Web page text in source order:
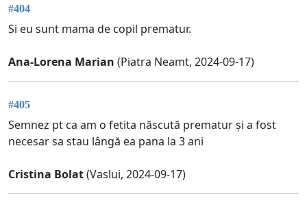
#404
Si eu sunt mama de copil prematur.
Ana-Lorena Marian (Piatra Neamt, 2024-09-17)
#405
Semnez pt ca am o fetita născută prematur și a fost
necesar sa stau lângă ea pana la 3 ani
Cristina Bolat(Vaslui, 2024-09-17)